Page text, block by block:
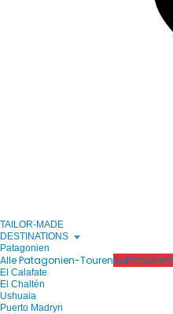
TAILOR-MADE
DESTINATIONS
Patagonien
Alle Patagonien-TourenAufmachen!
El Calafate
El Chaltén
Ushuaia
Puerto Madryn